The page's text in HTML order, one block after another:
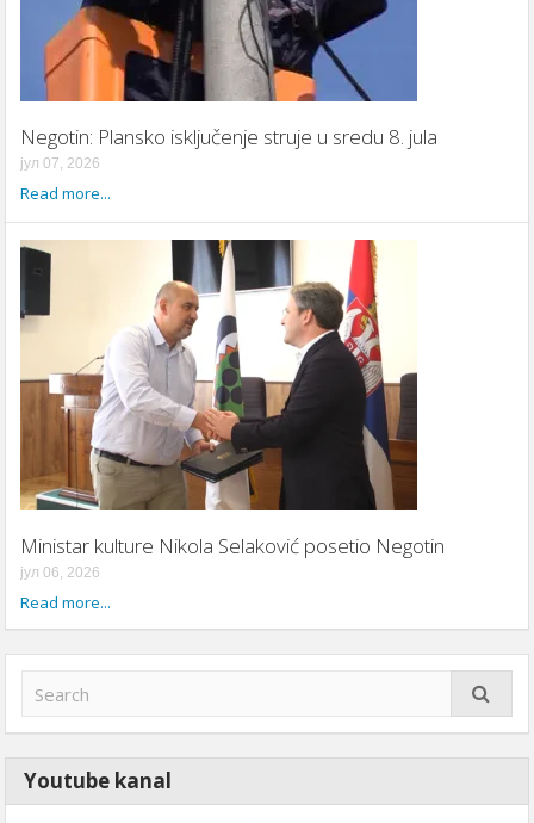
Negotin: Plansko isključenje struje u sredu 8. jula
јул 07, 2026
Read more...
Ministar kulture Nikola Selaković posetio Negotin
јул 06, 2026
Read more...
Youtube kanal